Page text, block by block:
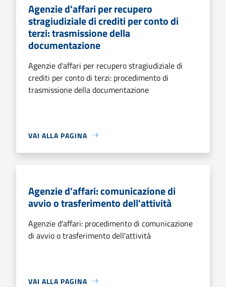
Agenzie d'affari per recupero
stragiudiziale di crediti per conto di
terzi: trasmissione della
documentazione
Agenzie d'affari per recupero stragiudiziale di
crediti per conto di terzi: procedimento di
trasmissione della documentazione
VAI ALLA PAGINA
Agenzie d'affari: comunicazione di
avvio o trasferimento dell'attività
Agenzie d'affari: procedimento di comunicazione
di avvio o trasferimento dell'attività
VAI ALLA PAGINA